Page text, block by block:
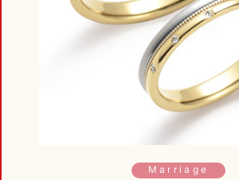
Marriage